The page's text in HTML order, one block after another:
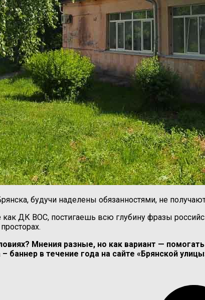
будучи наделены обязанностями, не
как ДК ВОС, постигаешь всю глубину фразы
Мнения разные, но как вариант —
баннер в течение года на сайте «Брянской